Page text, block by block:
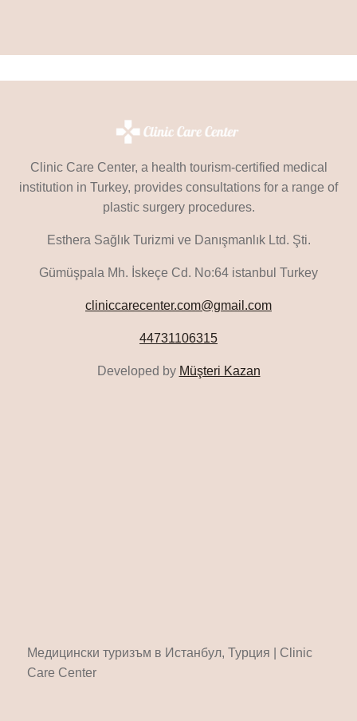
Clinic Care Center, a health tourism-certified medical
institution in Turkey, provides consultations for a range of
plastic surgery procedures.
Esthera Sağlık Turizmi ve Danışmanlık Ltd. Şti.
Gümüşpala Mh. İskeçe Cd. No:64 istanbul Turkey
cliniccarecenter.com@gmail.com
44731106315
Developed by Müşteri Kazan
Медицински туризъм в Истанбул, Турция | Clinic
Care Center